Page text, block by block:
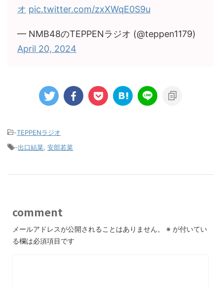
オ pic.twitter.com/zxXWqE0S9u
— NMB48のTEPPENラジオ (@teppen1179)
April 20, 2024
-TEPPENラジオ
-出口結菜 安部若菜
comment
メールアドレスが公開されることはありません。 ※ が付いてい
る欄は必須項目です